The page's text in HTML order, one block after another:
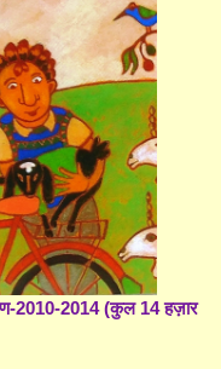
2010-2014 (कुल 14 हज़ार